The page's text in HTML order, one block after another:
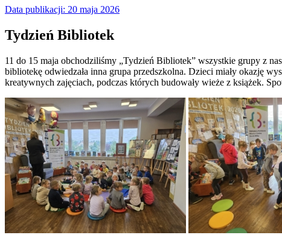
Data publikacji: 20 maja 2026
Tydzień Bibliotek
11 do 15 maja obchodziliśmy „Tydzień Bibliotek” wszystkie grupy z
bibliotekę odwiedzała inna grupa przedszkolna. Dzieci miały okazję
kreatywnych zajęciach, podczas których budowały wieże z książek.